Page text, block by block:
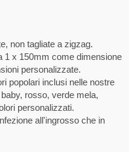
non tagliate a zigzag.
1 x 150mm come dimensione
personalizzate.
popolari inclusi nelle nostre
rosso, verde mela,
personalizzati.
all'ingrosso che in